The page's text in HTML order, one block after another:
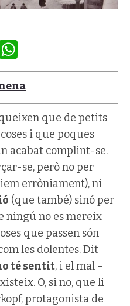
que de petits
i que poques
acabat complint-se.
se, però no per
erròniament), ni
(que també) sinó per
ningú no es mereix
que passen són
les dolentes. Dit
té sentit, i el mal –
O, si no, que li
protagonista de